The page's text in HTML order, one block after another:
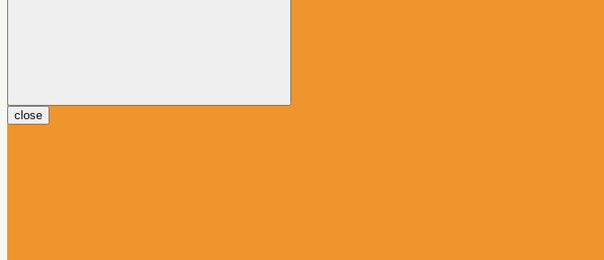
close